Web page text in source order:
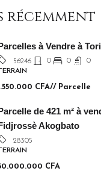
récemment
à Vendre à
56246 0 0
0
CFA// Parcelle
de 421 m² à
Akogbato
28305
CFA